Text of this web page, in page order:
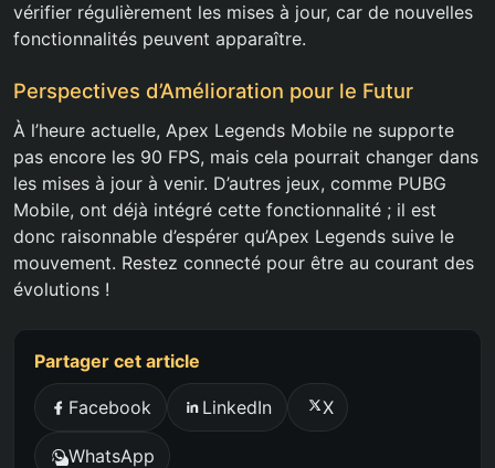
vérifier régulièrement les mises à jour, car de nouvelles
fonctionnalités peuvent apparaître.
Perspectives d’Amélioration pour le Futur
À l’heure actuelle, Apex Legends Mobile ne supporte
pas encore les 90 FPS, mais cela pourrait changer dans
les mises à jour à venir. D’autres jeux, comme PUBG
Mobile, ont déjà intégré cette fonctionnalité ; il est
donc raisonnable d’espérer qu’Apex Legends suive le
mouvement. Restez connecté pour être au courant des
évolutions !
Partager cet article
Facebook LinkedIn X
WhatsApp